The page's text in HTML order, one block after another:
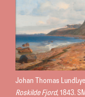
Johan Thomas
Roskilde Fjord, 1843.